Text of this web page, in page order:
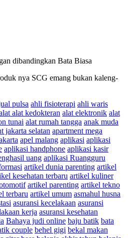
dibandingkan Bata Biasa
nya SCG emang bukan kaleng-
pulsa ahli fisioterapi ahli waris
alat kedokteran alat elektronik alat
tunai alat rumah tangga anak muda
jakarta selatan apartment mega
apel malang aplikasi aplikasi
aplikasi handphone aplikasi kasir
uang aplikasi Ruangguru
artikel dunia parenting artikel
kesehatan terbaru artikel kuliner
artikel parenting artikel tekno
terbaru artikel umum asmahul husna
asuransi kecelakaan asuransi
kerja asuransi kesehatan
Bahaya judi online baju batik bata
couple behel gigi bekal makan